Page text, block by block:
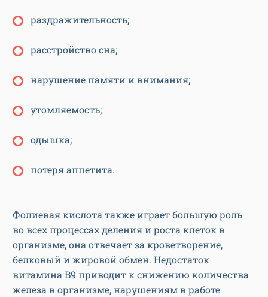
раздражительность;
расстройство сна;
нарушение памяти и внимания;
утомляемость;
одышка;
потеря аппетита.
Фолиевая кислота также играет большую роль
во всех процессах деления и роста клеток в
организме, она отвечает за кроветворение,
белковый и жировой обмен. Недостаток
витамина B9 приводит к снижению количества
железа в организме, нарушениям в работе